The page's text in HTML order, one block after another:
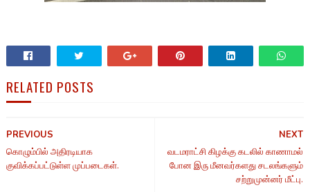
RELATED POSTS
NEXT
வடமராட்சி கிழக்கு கடலில் காணாமல்
போன இரு மீனவர்களது சடலங்களும்
சற்றுமுன்னர் மீட்பு.
PREVIOUS
கொழும்பில் அதிரடியாக
குவிக்கப்பட்டுள்ள முப்படைகள்.